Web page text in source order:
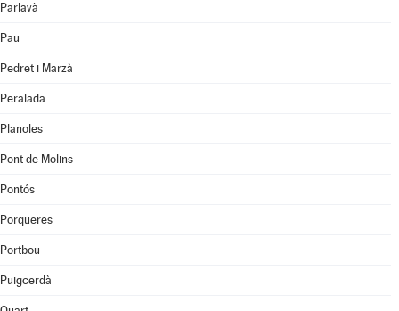
Parlavà
Pau
Pedret i Marzà
Peralada
Planoles
Pont de Molins
Pontós
Porqueres
Portbou
Puigcerdà